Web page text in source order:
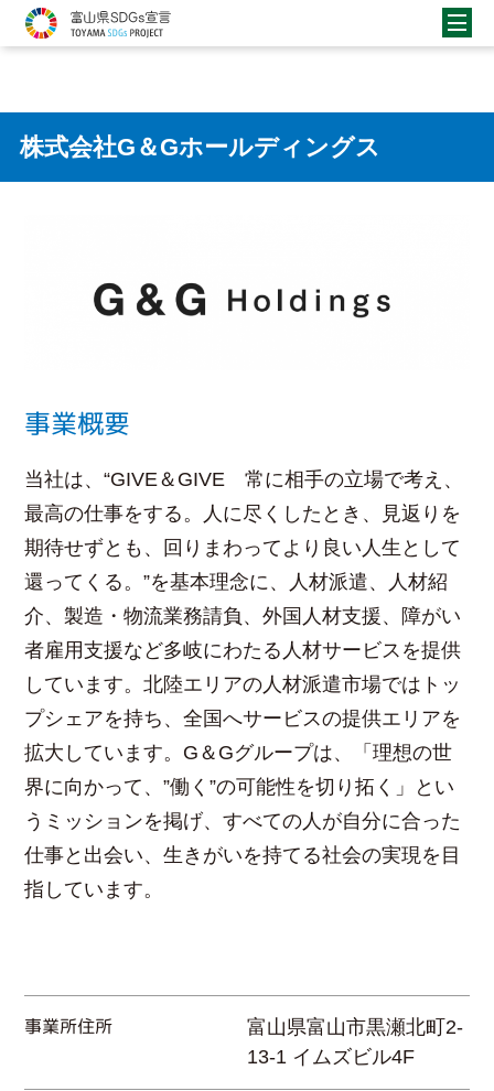
株式会社G＆Gホールディングス
事業概要
当社は、“GIVE＆GIVE 常に相手の立場で考え、
最高の仕事をする。人に尽くしたとき、見返りを
期待せずとも、回りまわってより良い人生として
還ってくる。”を基本理念に、人材派遣、人材紹
介、製造・物流業務請負、外国人材支援、障がい
者雇用支援など多岐にわたる人材サービスを提供
しています。北陸エリアの人材派遣市場ではトッ
プシェアを持ち、全国へサービスの提供エリアを
拡大しています。G＆Gグループは、「理想の世
界に向かって、”働く”の可能性を切り拓く」とい
うミッションを掲げ、すべての人が自分に合った
仕事と出会い、生きがいを持てる社会の実現を目
指しています。
事業所住所
富山県富山市黒瀬北町2-
13-1 イムズビル4F